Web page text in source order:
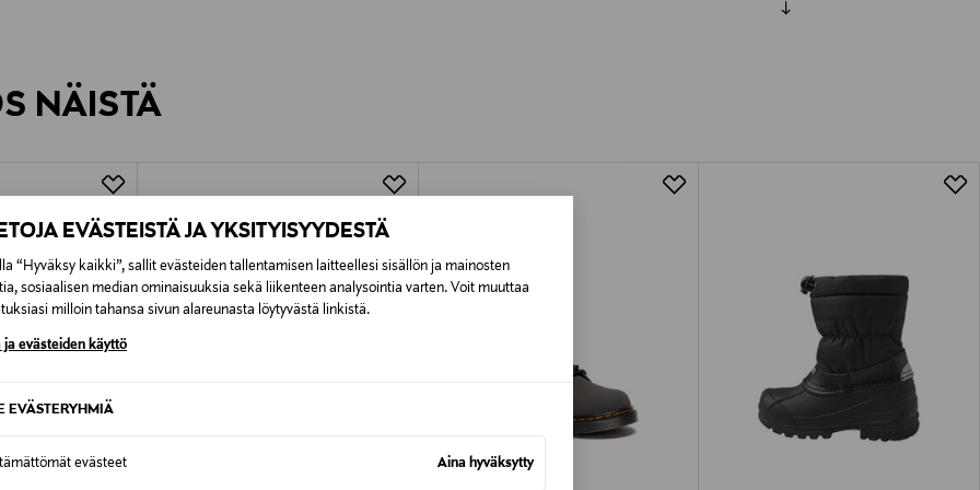
EVÄSTEISTÄ JA YKSITYISYYDESTÄ
“Hyväksy kaikki”, sallit evästeiden tallentamisen laitteellesi sisällön ja mainosten
sosiaalisen median ominaisuuksia sekä liikenteen analysointia varten. Voit muuttaa
milloin tahansa sivun alareunasta löytyvästä linkistä.
ja evästeiden käyttö
EVÄSTERYHMIÄ
evästeet Aina hyväksytty
Alk. 6,90 €, kun toimitus on saatavilla valittuun osoitteeseen.
NÄISTÄ